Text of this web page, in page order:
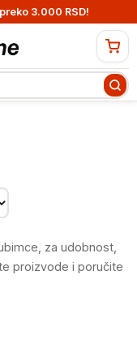
3.000 RSD!
za udobnost,
proizvode i poručite